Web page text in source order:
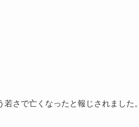
さで亡くなったと報じされました。